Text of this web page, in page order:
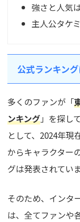
強さと人気
主人公タケ
公式ランキン
多くのファンが「
ンキング」を探し
として、2024年現
からキャラクター
グは発表されてい
そのため、インタ
は、全てファンや